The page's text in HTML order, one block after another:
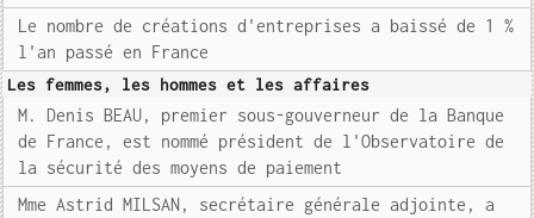
Le nombre de créations d'entreprises a baissé de 1 %
l'an passé en France
Les femmes, les hommes et les affaires
M. Denis BEAU, premier sous-gouverneur de la Banque
de France, est nommé président de l'Observatoire de
la sécurité des moyens de paiement
Mme Astrid MILSAN, secrétaire générale adjointe, a